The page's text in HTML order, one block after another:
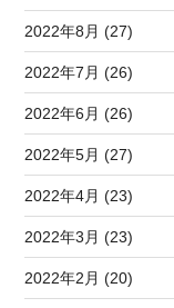
2022年8月 (27)
2022年7月 (26)
2022年6月 (26)
2022年5月 (27)
2022年4月 (23)
2022年3月 (23)
2022年2月 (20)